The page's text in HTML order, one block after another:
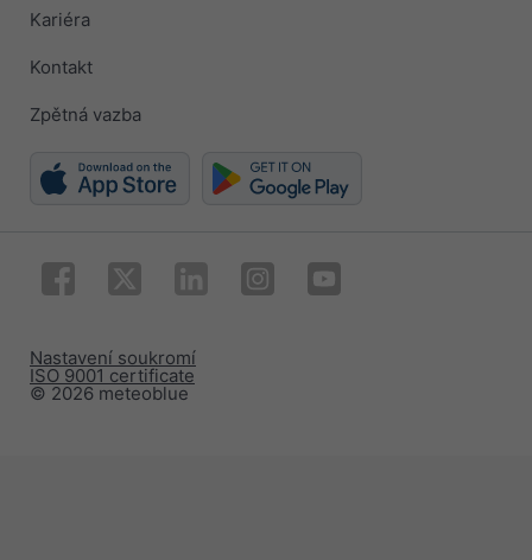
Kariéra
Kontakt
Zpětná vazba
© 2026 meteoblue
ISO 9001 certificate
Nastavení soukromí